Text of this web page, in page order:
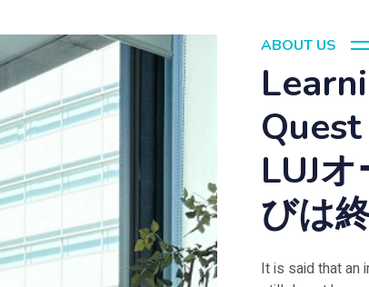
ABOUT US
LUJ
びは
It is said that an